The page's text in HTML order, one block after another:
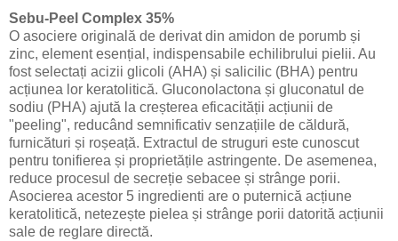
Sebu-Peel Complex 35%
O asociere originală de derivat din amidon de porumb și
zinc, element esențial, indispensabile echilibrului pielii. Au
fost selectați acizii glicoli (AHA) și salicilic (BHA) pentru
acțiunea lor keratolitică. Gluconolactona și gluconatul de
sodiu (PHA) ajută la creșterea eficacității acțiunii de
"peeling", reducând semnificativ senzațiile de căldură,
furnicături și roșeață. Extractul de struguri este cunoscut
pentru tonifierea și proprietățile astringente. De asemenea,
reduce procesul de secreție sebacee și strânge porii.
Asocierea acestor 5 ingredienti are o puternică acțiune
keratolitică, netezește pielea și strânge porii datorită acțiunii
sale de reglare directă.